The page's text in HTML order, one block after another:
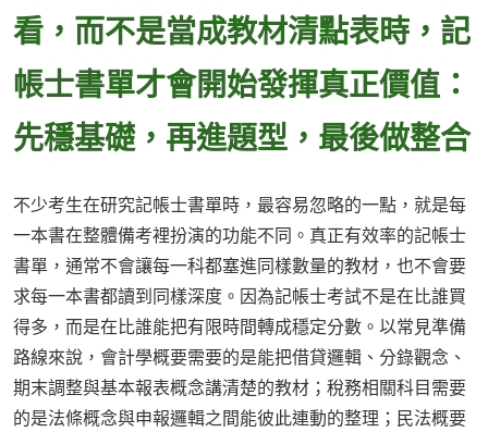
看，而不是當成教材清點表時，記
帳士書單才會開始發揮真正價值：
先穩基礎，再進題型，最後做整合
不少考生在研究記帳士書單時，最容易忽略的一點，就是每
一本書在整體備考裡扮演的功能不同。真正有效率的記帳士
書單，通常不會讓每一科都塞進同樣數量的教材，也不會要
求每一本書都讀到同樣深度。因為記帳士考試不是在比誰買
得多，而是在比誰能把有限時間轉成穩定分數。以常見準備
路線來說，會計學概要需要的是能把借貸邏輯、分錄觀念、
期末調整與基本報表概念講清楚的教材；稅務相關科目需要
的是法條概念與申報邏輯之間能彼此連動的整理；民法概要